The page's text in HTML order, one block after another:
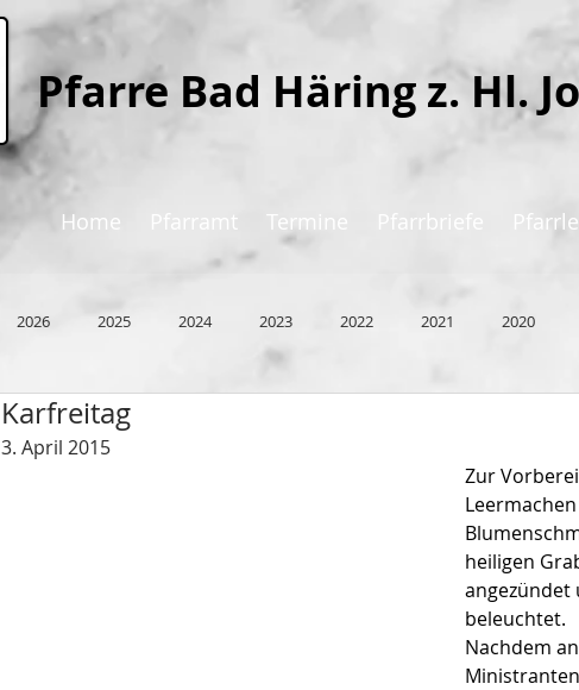
Pfarre Bad Häring z. Hl.
Home Pfarramt Termine Pfarrbriefe
2026 2025 2024 2023 2022 2021 2020
Karfreitag
3. April 2015
Zur
heiligen
beleuchtet.
Nachdem